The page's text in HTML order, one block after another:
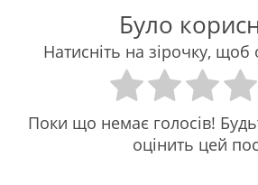
Було
Натисніть на зірочку, щоб
Поки що немає голосів!
оцінить цей